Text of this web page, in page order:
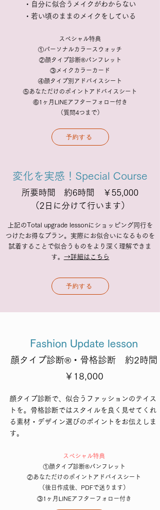
・自分に似合うメイクがわからない
​・若い頃のままのメイクをしている
スペシャル特典
①パーソナルカラースウォッチ
②顔タイプ診断®パンフレット
③メイクカラーカード
④顔タイプ別アドバイスシート
⑤あなただけのポイントアドバイスシート
⑥1ヶ月LINEアフターフォロー付き
​（質問4つまで）
予約する
変化を実感！Special Course
所要時間 約6時間 ￥55,000
（2日に分けて行います）
​上記のTotal upgrade lessonにショッピング同行を
つけたお得なプラン。実際にお似合いになるものを
試着することで似合うものをより深く理解できま
す。 →詳細はこちら
予約する
Fashion Update lesson
顔タイプ診断®・ 骨格診断 約2時間
​￥18,000
顔タイプ診断で、似合うファッションのテイス
トを。骨格診断ではスタイルを良く見せてくれ
る素材・デザイン選びのポイントをお伝えしま
す。
​スペシャル特典
①顔タイプ診断®パンフレット
②あなただけのポイントアドバイスシート
​（後日作成後、PDFで送ります）
③1ヶ月LINEアフターフォロー付き